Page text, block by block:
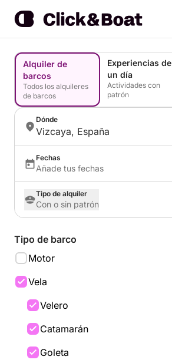
Alquiler de
barcos
Todos los alquileres
de barcos
Experiencias de
un día
Actividades con
patrón
Dónde
Vizcaya, España
Fechas
Añade tus fechas
Tipo de alquiler
Con o sin patrón
Tipo de barco
Motor
Vela
Velero
Catamarán
Goleta